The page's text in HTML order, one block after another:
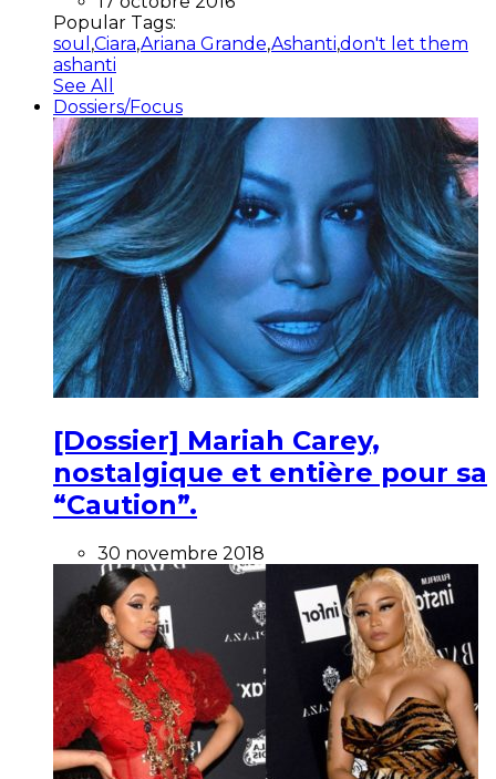
Popular Tags:
soul ,Ciara,Ariana Grande,Ashanti,don't let them
ashanti
See All
Dossiers/Focus
[Dossier] Mariah Carey,
nostalgique et entière pour sa
“Caution”.
30 novembre 2018